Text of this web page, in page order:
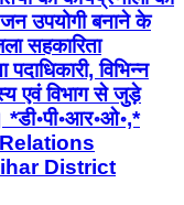
उपयोगी बनाने के
सहकारिता
विभिन्न
एवं विभाग से जुड़े
District